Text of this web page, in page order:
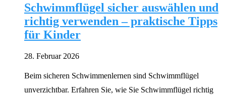
Schwimmflügel sicher auswählen und
richtig verwenden – praktische Tipps
für Kinder
28. Februar 2026
Beim sicheren Schwimmenlernen sind Schwimmflügel
unverzichtbar. Erfahren Sie, wie Sie Schwimmflügel richtig